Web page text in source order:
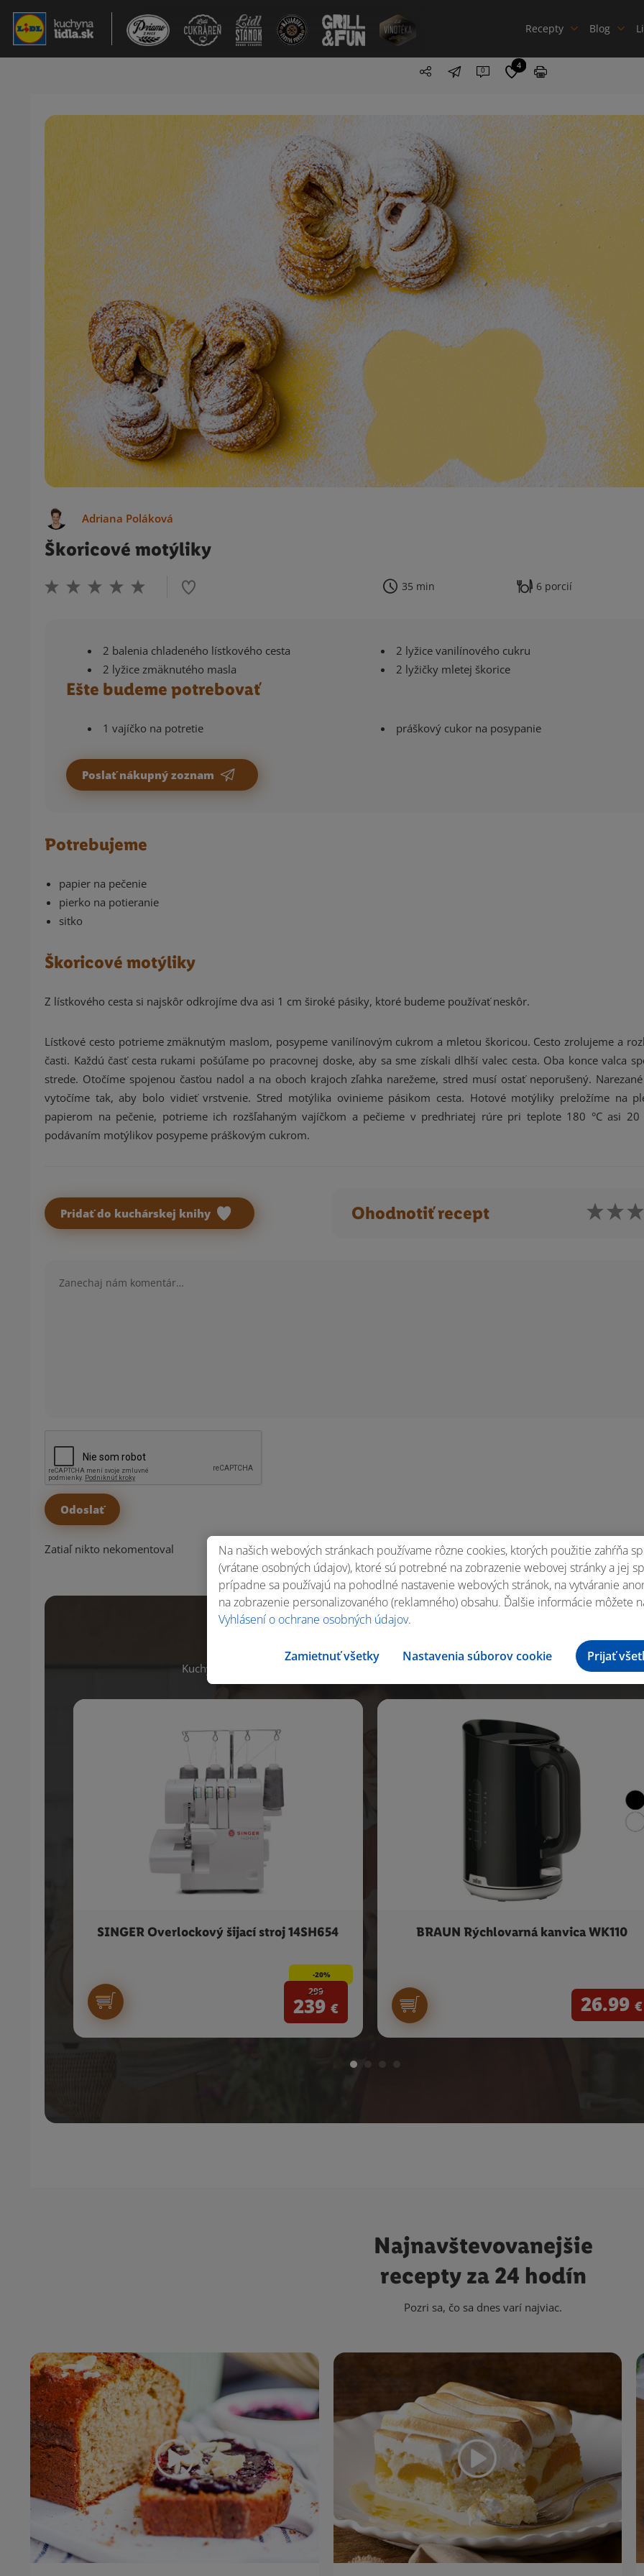
Recepty Blog
0 4
Adriana Poláková
Škoricové motýliky
35 min 6 porcií
2 balenia chladeného lístkového cesta
2 lyžice zmäknutého masla
2 lyžice vanilínového cukru
2 lyžičky mletej škorice
Ešte budeme potrebovať
1 vajíčko na potretie práškový cukor na posypanie
Poslať nákupný zoznam
Potrebujeme
papier na pečenie
pierko na potieranie
sitko
Škoricové motýliky
Z lístkového cesta si najskôr odkrojíme dva asi 1 cm široké pásiky, ktoré budeme používať neskôr.
Lístkové cesto potrieme zmäknutým maslom, posypeme vanilínovým cukrom a mletou škoricou. Cesto zrolujeme a
časti. Každú časť cesta rukami pošúľame po pracovnej doske, aby sa sme získali dlhší valec cesta. Oba konce valca
strede. Otočíme spojenou časťou nadol a na oboch krajoch zľahka narežeme, stred musí ostať neporušený.
vytočíme tak, aby bolo vidieť vrstvenie. Stred motýlika ovinieme pásikom cesta. Hotové motýliky preložíme na
papierom na pečenie, potrieme ich rozšľahaným vajíčkom a pečieme v predhriatej rúre pri teplote 180 °C asi 20
podávaním motýlikov posypeme práškovým cukrom.
Pridať do kuchárskej knihy Ohodnotiť recept
Zatiaľ nikto nekomentoval
Máš všetko, čo potrebuješ?
Kuchynské pomôcky a mnoho iného nakúpiš v našom online shope na
SINGER Overlockový šijací stroj 14SH654
-20%
299
239 €
BRAUN Rýchlovarná kanvica WK110
26.99 €
Najnavštevovanejšie
recepty za 24 hodín
Pozri sa, čo sa dnes varí najviac.
Na našich webových stránkach používame rôzne cookies, ktorých použitie zahŕňa
(vrátane osobných údajov), ktoré sú potrebné na zobrazenie webovej stránky a jej
prípadne sa používajú na pohodlné nastavenie webových stránok, na vytváranie
na zobrazenie personalizovaného (reklamného) obsahu. Ďalšie informácie môžete
Vyhlásení o ochrane osobných údajov.
Zamietnuť všetky Nastavenia súborov cookie Prijať